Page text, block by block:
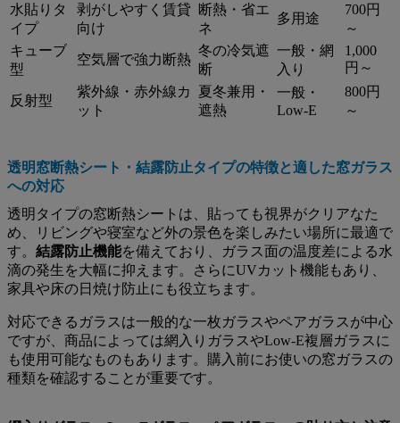
水貼りタ
イプ
剥がしやすく賃貸
向け
断熱・省エ
ネ
多用途
700円
～
キューブ
型
空気層で強力断熱
冬の冷気遮
断
一般・網
入り
1,000
円～
反射型
紫外線・赤外線カ
ット
夏冬兼用・
遮熱
一般・
Low-E
800円
～
透明窓断熱シート・結露防止タイプの特徴と適した窓ガラス
への対応
透明タイプの窓断熱シートは、貼っても視界がクリアなた
め、リビングや寝室など外の景色を楽しみたい場所に最適で
す。 結露防止機能を備えており、ガラス面の温度差による水
滴の発生を大幅に抑えます。さらにUVカット機能もあり、
家具や床の日焼け防止にも役立ちます。
対応できるガラスは一般的な一枚ガラスやペアガラスが中心
ですが、商品によっては網入りガラスやLow-E複層ガラスに
も使用可能なものもあります。購入前にお使いの窓ガラスの
種類を確認することが重要です。